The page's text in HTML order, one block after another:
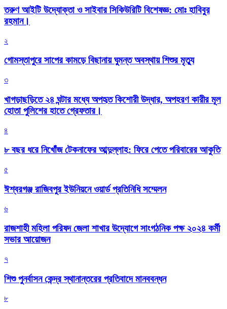
তরুণ আইটি উদ্যোক্তা ও সাইবার সিকিউরিটি বিশেষজ্ঞ: মোঃ হাবিবুর
রহমান।
২
গোমস্তাপুরে সাপের কামড়ে বিছানায় ঘুমন্ত অবস্থায় শিশুর মৃত্যু
৩
খাগড়াছড়িতে ২৪ ঘন্টার মধ্যে অপহৃত কিশোরী উদ্ধার, অপহরণ কারীর মূল
হোতা পুলিশের হাতে গ্রেফতার।
৪
৮ বছর ধরে নিখোঁজ টেকনাফের আব্দুল্লাহ: ফিরে পেতে পরিবারের আকুতি
৫
ঈশ্বরগঞ্জ রাজিবপুর ইউনিয়নে ওয়ার্ড প্রতিনিধি সম্মেলন
৬
রাজশাহী মহিলা পরিষদ জেলা শাখার উদ্যোগে সাংগঠনিক পক্ষ ২০২৪ কর্মী
সভার আয়োজন
৭
শিশু পুনর্বাসন কেন্দ্র স্থানান্তরের প্রতিবাদে মানববন্ধন
৮